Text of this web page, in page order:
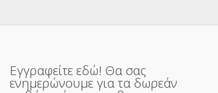
Εγγραφείτε εδώ! Θα σας
ενημερώνουμε για τα δωρεάν